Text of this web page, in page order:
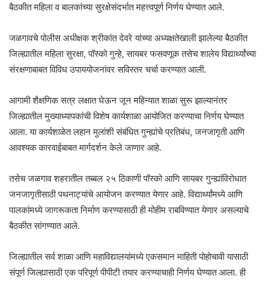
बैठकीत महिला व बालकांच्या सुरक्षेसंदर्भात महत्त्वपूर्ण निर्णय घेण्यात आले.
जळगावचे पोलीस अधीक्षक श्रीकांत देवरे यांच्या अध्यक्षतेखाली झालेल्या बैठकीत
जिल्ह्यातील महिला सुरक्षा, पॉस्को गुन्हे, सायबर फसवणूक तसेच शालेय विद्यार्थ्यांच्या
संरक्षणाबाबत विविध उपाययोजनांवर सविस्तर चर्चा करण्यात आली.
आगामी शैक्षणिक सत्र लक्षात घेऊन जून महिन्यात शाळा सुरू झाल्यानंतर
जिल्ह्यातील मुख्याध्यापकांची विशेष कार्यशाळा आयोजित करण्याचा निर्णय घेण्यात
आला. या कार्यशाळेत लहान मुलांशी संबंधित गुन्ह्यांचे प्रतिबंध, जनजागृती आणि
आवश्यक कारवाईबाबत मार्गदर्शन केले जाणार आहे.
तसेच जळगाव शहरातील तब्बल २५ ठिकाणी पॉस्को आणि सायबर गुन्ह्यांविरोधात
जनजागृतीसाठी पथनाट्यांचे आयोजन करण्यात येणार आहे. विद्यार्थ्यांमध्ये आणि
पालकांमध्ये जागरूकता निर्माण करण्यासाठी ही मोहीम राबविण्यात येणार असल्याचे
बैठकीत सांगण्यात आले.
जिल्ह्यातील सर्व शाळा आणि महाविद्यालयांमध्ये एकसमान माहिती पोहोचावी यासाठी
संपूर्ण जिल्ह्यासाठी एक परिपूर्ण पीपीटी तयार करण्याचाही निर्णय घेण्यात आला. ही